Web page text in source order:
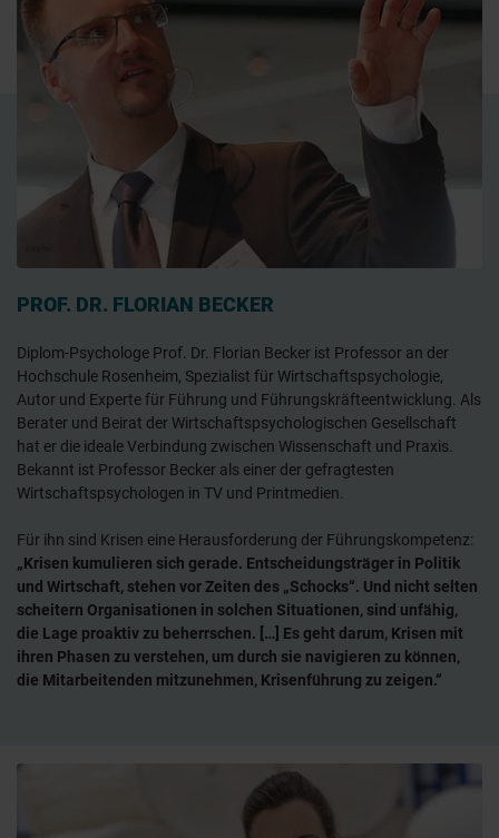
PROF. DR. FLORIAN BECKER
Diplom-Psychologe Prof. Dr. Florian Becker ist Professor an der
Hochschule Rosenheim, Spezialist für Wirtschaftspsychologie,
Autor und Experte für Führung und Führungskräfteentwicklung. Als
Berater und Beirat der Wirtschaftspsychologischen Gesellschaft
hat er die ideale Verbindung zwischen Wissenschaft und Praxis.
Bekannt ist Professor Becker als einer der gefragtesten
Wirtschaftspsychologen in TV und Printmedien.
Für ihn sind Krisen eine Herausforderung der Führungskompetenz:
„Krisen kumulieren sich gerade. Entscheidungsträger in Politik
und Wirtschaft, stehen vor Zeiten des „Schocks“. Und nicht selten
scheitern Organisationen in solchen Situationen, sind unfähig,
die Lage proaktiv zu beherrschen. […] Es geht darum, Krisen mit
ihren Phasen zu verstehen, um durch sie navigieren zu können,
die Mitarbeitenden mitzunehmen, Krisenführung zu zeigen.“